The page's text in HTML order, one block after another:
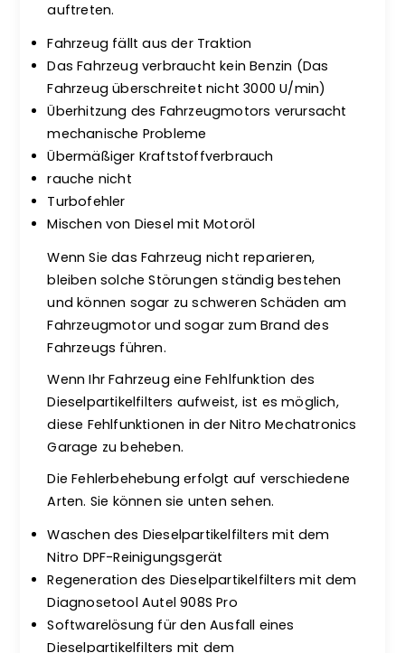
auftreten.
Fahrzeug fällt aus der Traktion
Das Fahrzeug verbraucht kein Benzin (Das
Fahrzeug überschreitet nicht 3000 U/min)
Überhitzung des Fahrzeugmotors verursacht
mechanische Probleme
Übermäßiger Kraftstoffverbrauch
rauche nicht
Turbofehler
Mischen von Diesel mit Motoröl
Wenn Sie das Fahrzeug nicht reparieren,
bleiben solche Störungen ständig bestehen
und können sogar zu schweren Schäden am
Fahrzeugmotor und sogar zum Brand des
Fahrzeugs führen.
Wenn Ihr Fahrzeug eine Fehlfunktion des
Dieselpartikelfilters aufweist, ist es möglich,
diese Fehlfunktionen in der Nitro Mechatronics
Garage zu beheben.
Die Fehlerbehebung erfolgt auf verschiedene
Arten. Sie können sie unten sehen.
Waschen des Dieselpartikelfilters mit dem
Nitro DPF-Reinigungsgerät
Regeneration des Dieselpartikelfilters mit dem
Diagnosetool Autel 908S Pro
Softwarelösung für den Ausfall eines
Dieselpartikelfilters mit dem